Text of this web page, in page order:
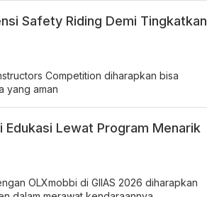
Safety Riding Demi Tingkatkan
Competition diharapkan bisa
yang aman
Edukasi Lewat Program Menarik
OLXmobbi di GIIAS 2026 diharapkan